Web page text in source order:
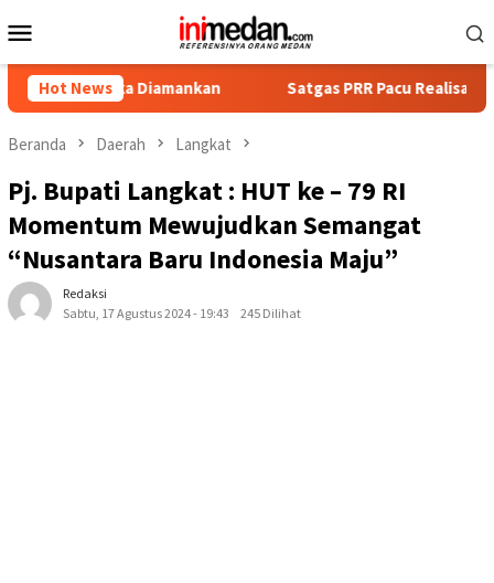
ke
Mobile
Hot News
Diamankan Satgas PRR Pacu Realisasi Tambahan
Beranda Daerah Langkat
Pj. Bupati Langkat : HUT ke – 79 RI
Momentum Mewujudkan Semangat
“Nusantara Baru Indonesia Maju”
Redaksi
Sabtu, 17 Agustus 2024 - 19:43
245 Dilihat